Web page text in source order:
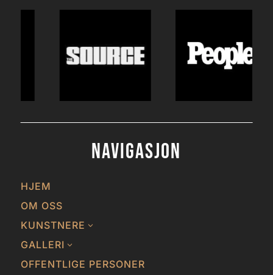
Navigasjon
HJEM
OM OSS
KUNSTNERE 3
GALLERI 3
OFFENTLIGE PERSONER